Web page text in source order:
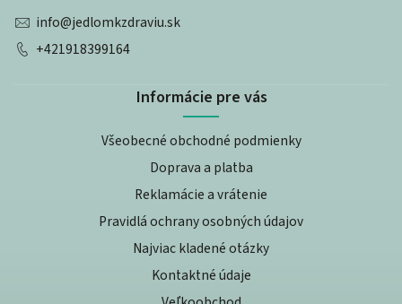
info@jedlomkzdraviu.sk
+421918399164
Informácie pre vás
Všeobecné obchodné podmienky
Doprava a platba
Reklamácie a vrátenie
Pravidlá ochrany osobných údajov
Najviac kladené otázky
Kontaktné údaje